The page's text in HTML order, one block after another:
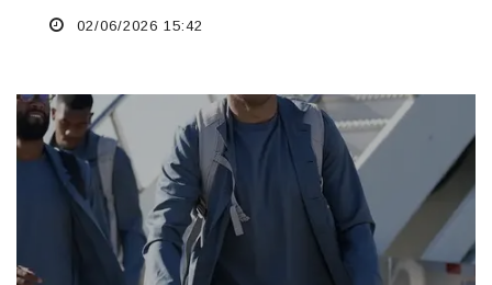
02/06/2026 15:42